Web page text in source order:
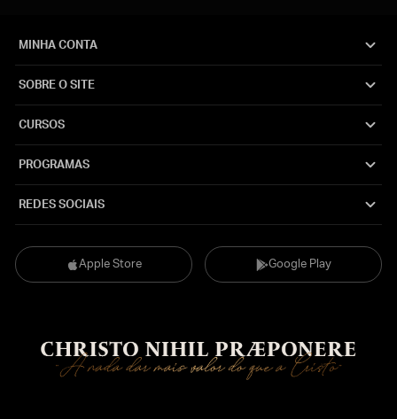
Apple Store Google Play
MINHA CONTA
SOBRE O SITE
CURSOS
PROGRAMAS
REDES SOCIAIS